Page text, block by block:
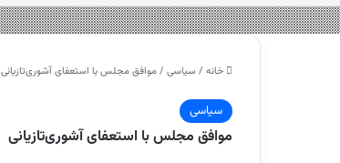
خانه / سیاسی /موافق مجلس با استعفای آشوری‌تازیانی
سیاسی
موافق مجلس با استعفای آشوری‌تازیانی